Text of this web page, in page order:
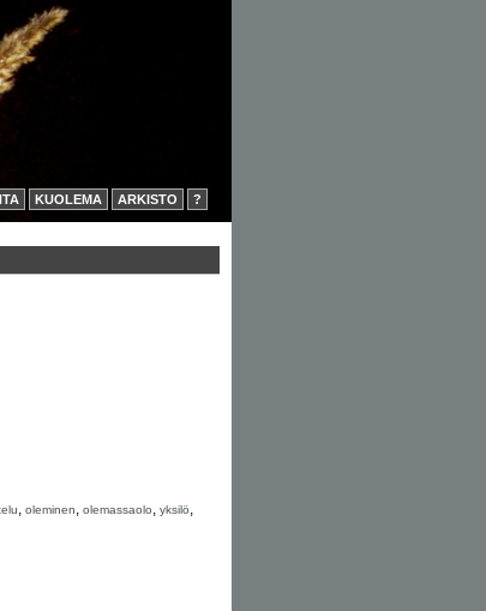
KUOLEMA ARKISTO ?
, oleminen, olemassaolo, yksilö,